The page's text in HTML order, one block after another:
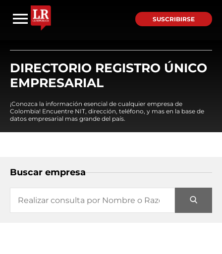
SUSCRIBIRSE
DIRECTORIO REGISTRO ÚNICO
EMPRESARIAL
¡Conozca la información esencial de cualquier empresa de
Colombia! Encuentre NIT, dirección, teléfono, y mas en la base de
datos empresarial mas grande del país.
Buscar empresa